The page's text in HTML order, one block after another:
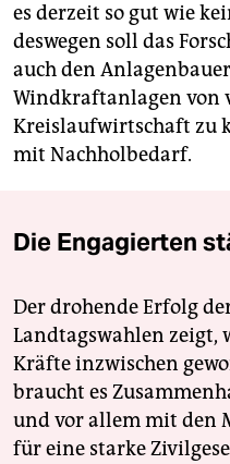
es derzeit so gut wie
deswegen soll das
auch den
Windkraftanlagen von
Kreislaufwirtschaft zu
mit Nachholbedarf.
Die Engagierten
Der drohende Erfolg
Landtagswahlen zeigt,
Kräfte inzwischen
braucht es
und vor allem mit den
für eine starke